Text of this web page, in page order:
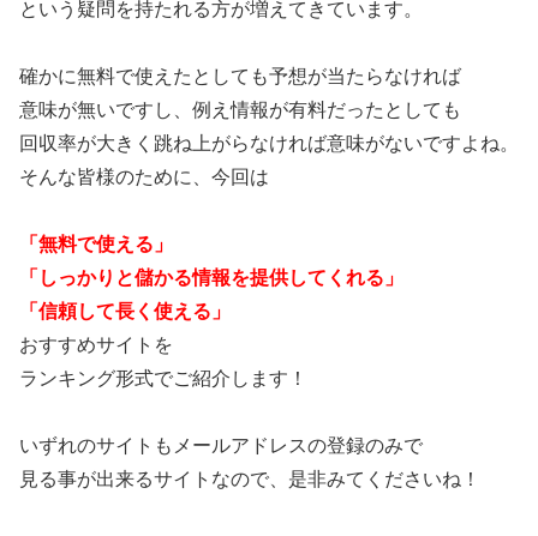
という疑問を持たれる方が増えてきています。
確かに無料で使えたとしても予想が当たらなければ
意味が無いですし、例え情報が有料だったとしても
回収率が大きく跳ね上がらなければ意味がないですよね。
そんな皆様のために、今回は
「無料で使える」
「しっかりと儲かる情報を提供してくれる」
「信頼して長く使える」
おすすめサイトを
ランキング形式でご紹介します！
いずれのサイトもメールアドレスの登録のみで
見る事が出来るサイトなので、是非みてくださいね！